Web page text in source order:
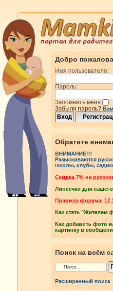
Добро
Имя пользователя:
Пароль:
Запомнить меня
Забыли пароль?
Обратите
ВНИМАНИЕ!!!
Разыскиваются
школы, клубы,
Cкидка 7% на
Линеечки для нашего
Правила форума.
Как стать "Жителем
Как добавить фото
картинку в
Поиск на всём
Расширенный поиск